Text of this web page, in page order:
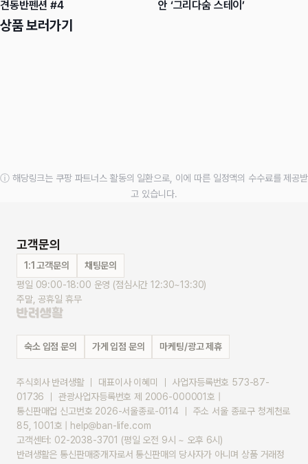
견동반펜션 #4
안 ‘그리다숨 스테이’
상품 보러가기
ⓘ 해당링크는 쿠팡 파트너스 활동의 일환으로, 이에 따른 일정액의 수수료를 제공받
고 있습니다.
고객문의
1:1 고객문의
채팅문의
평일 09:00-18:00 운영 (점심시간 12:30~13:30)
주말, 공휴일 휴무
숙소 입점 문의 가게 입점 문의 마케팅/광고 제휴
주식회사 반려생활 ｜ 대표이사 이혜미 ｜ 사업자등록번호 573-87-
01736 ｜ 관광사업자등록번호 제 2006-000001호 |
통신판매업 신고번호 2026-서울종로-0114 ｜ 주소 서울 종로구 청계천로
85, 1001호 | help@ban-life.com
고객센터: 02-2038-3701 (평일 오전 9시 ~ 오후 6시)
반려생활은 통신판매중개자로서 통신판매의 당사자가 아니며 상품 거래정